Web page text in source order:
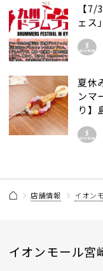
【
ェス
夏休
ンマ
り】
店舗情報 イオン
イオンモール宮